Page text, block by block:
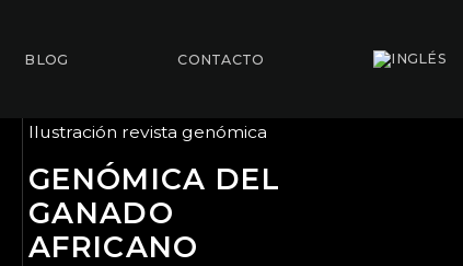
BLOG CONTACTO
Ilustración revista genómica
GENÓMICA DEL
GANADO
AFRICANO